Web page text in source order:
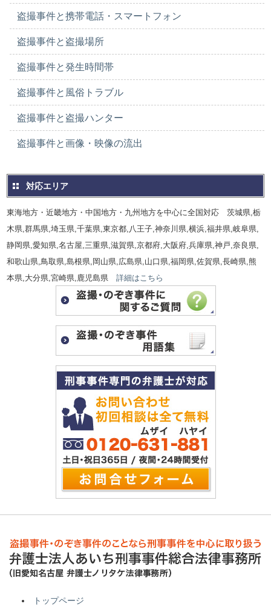
盗撮事件と携帯電話・スマートフォン
盗撮事件と盗撮場所
盗撮事件と発生時間帯
盗撮事件と風俗トラブル
盗撮事件と盗撮ハンター
盗撮事件と画像・映像の流出
対応エリア
東海地方・近畿地方・中国地方・九州地方を中心に全国対応 茨城県,栃
木県,群馬県,埼玉県,千葉県,東京都,八王子,神奈川県,横浜,福井県,岐阜県,
静岡県,愛知県,名古屋,三重県,滋賀県,京都府,大阪府,兵庫県,神戸,奈良県,
和歌山県,鳥取県,島根県,岡山県,広島県,山口県,福岡県,佐賀県,長崎県,熊
本県,大分県,宮崎県,鹿児島県詳細はこちら
トップページ